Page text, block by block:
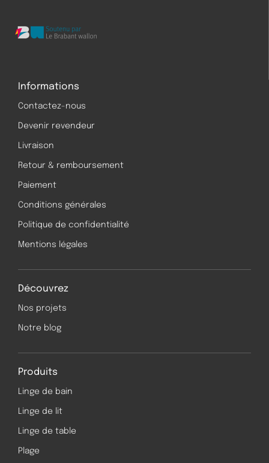
Informations
Contactez-nous
Devenir revendeur
Livraison
Retour & remboursement
Paiement
Conditions générales
Politique de confidentialité
Mentions légales
Découvrez
Nos projets
Notre blog
Produits
Linge de bain
Linge de lit
Linge de table
Plage